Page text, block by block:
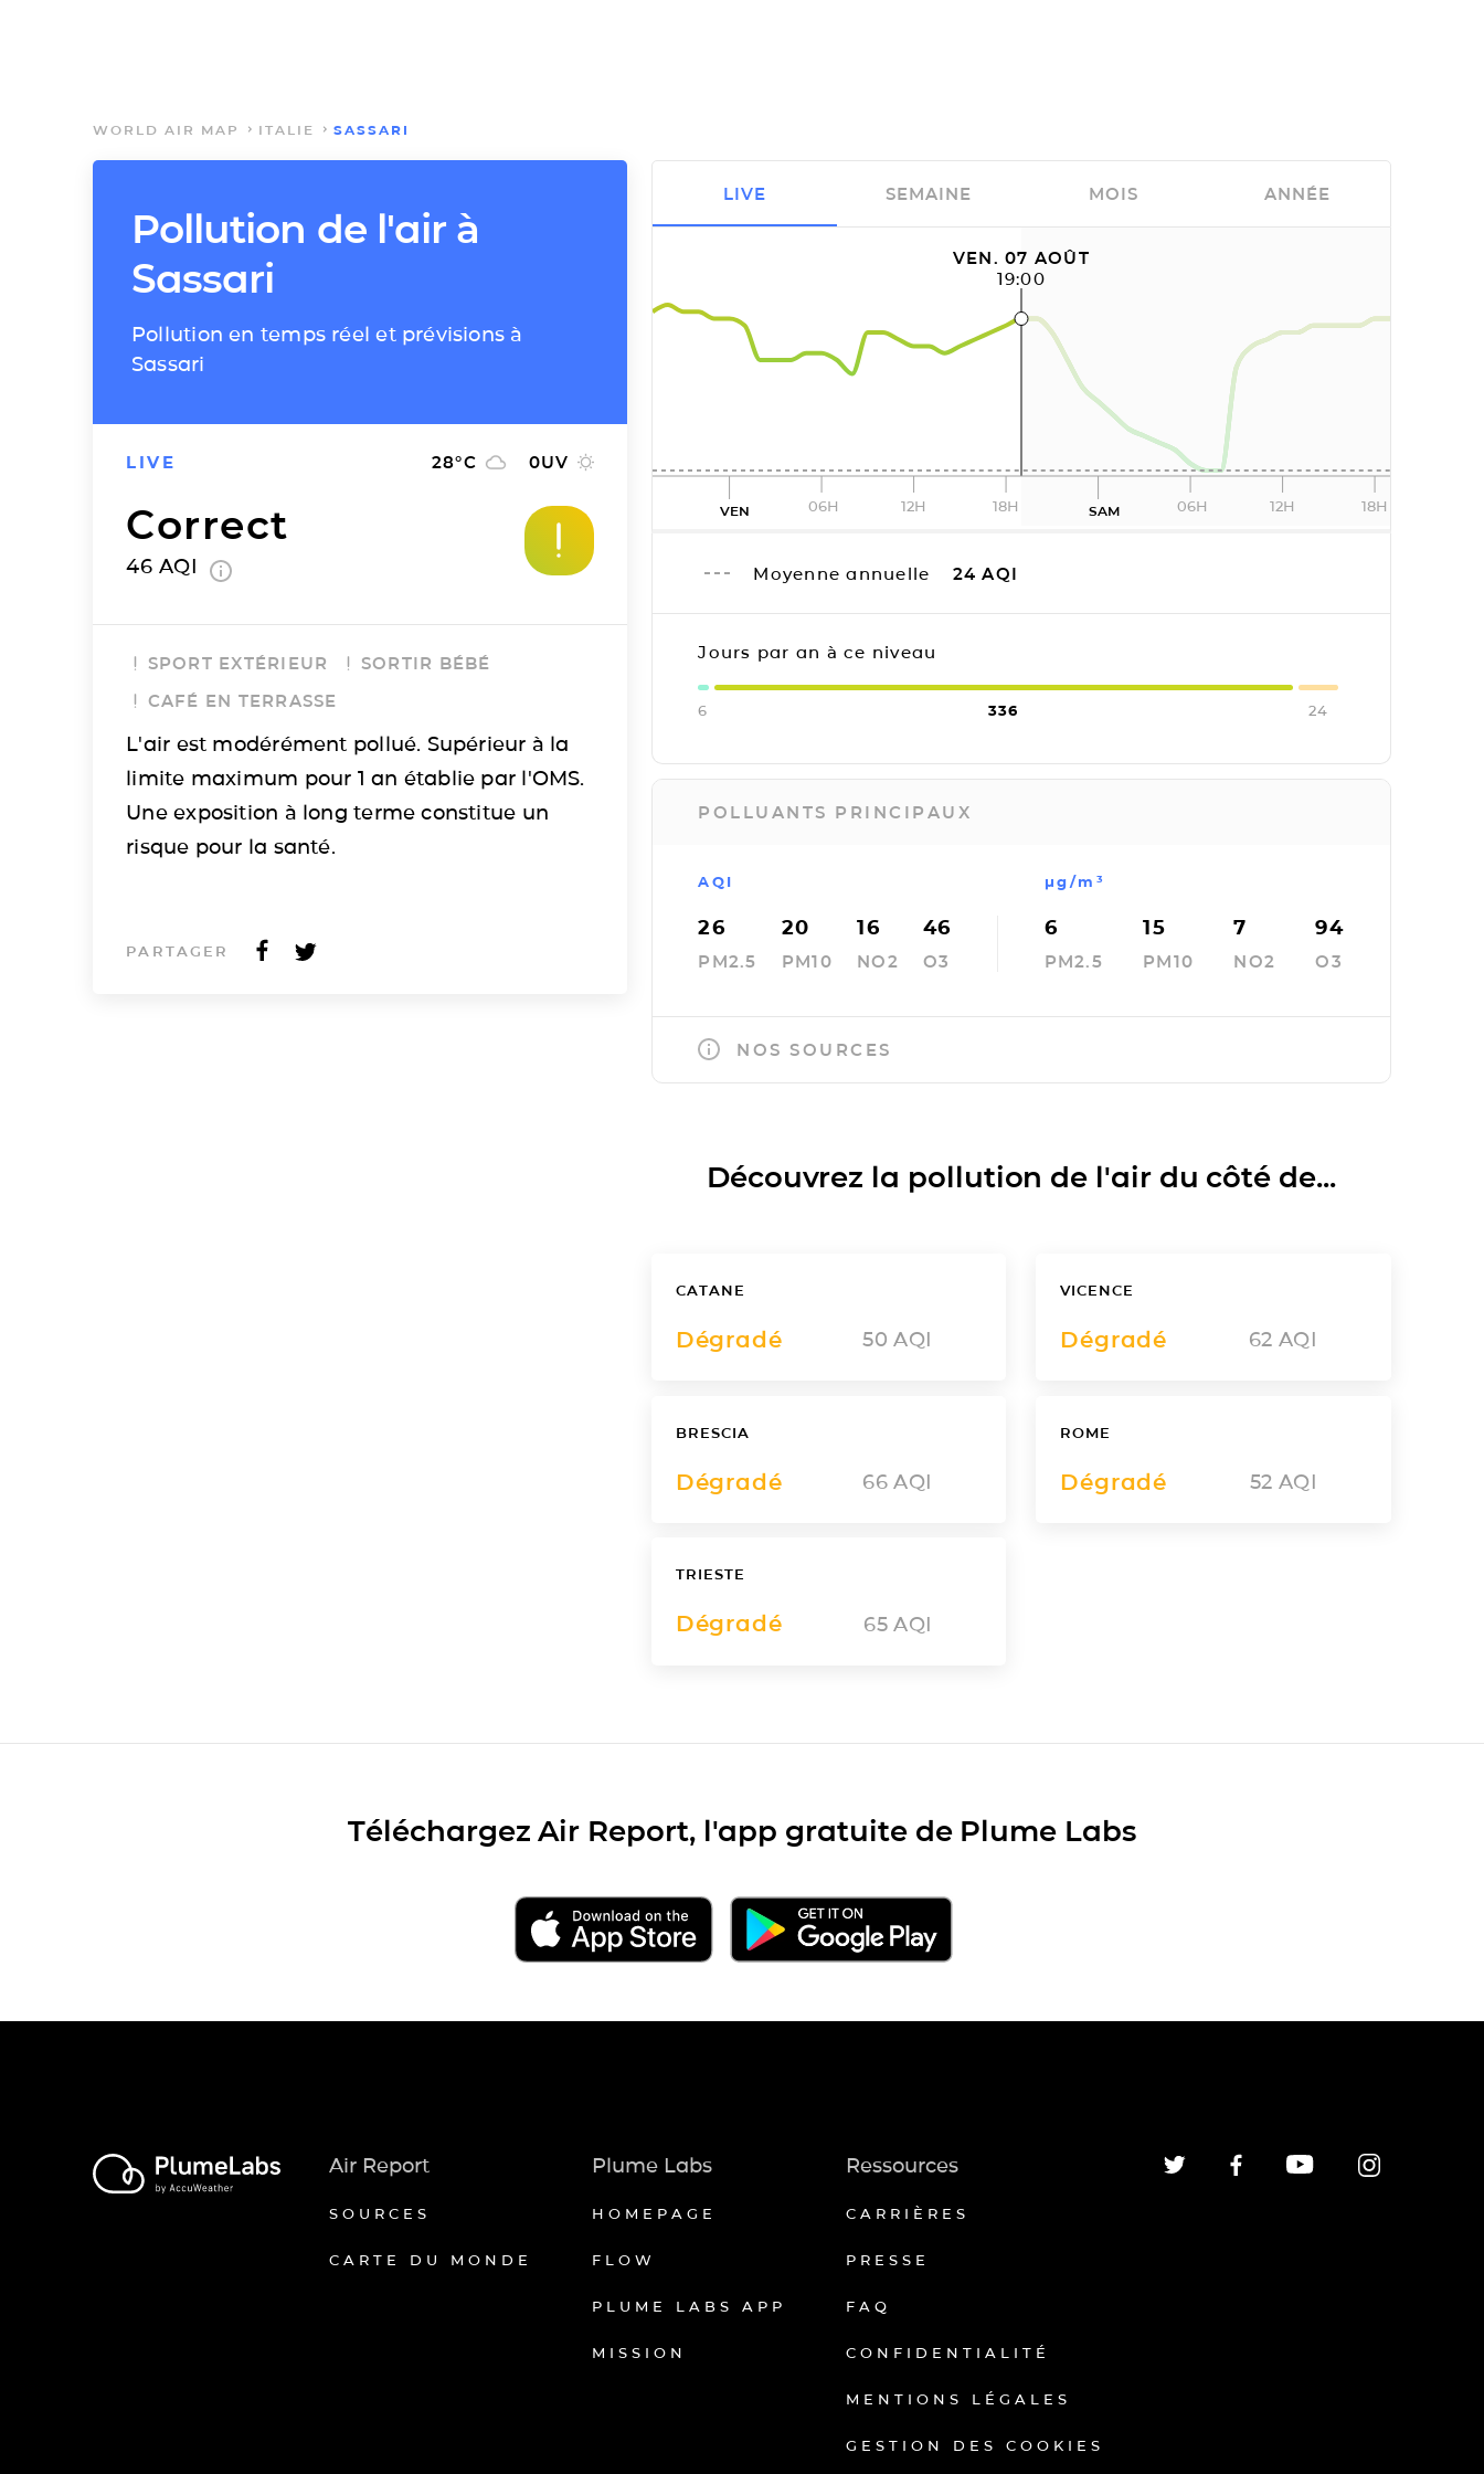
WORLD AIR MAP ITALIE SASSARI
Pollution de l'air à
Sassari
Pollution en temps réel et prévisions à
Sassari
LIVE 28°C 0UV
Correct
46 AQI
SPORT EXTÉRIEUR
SORTIR BÉBÉ
CAFÉ EN TERRASSE
L'air est modérément pollué. Supérieur à la
limite maximum pour 1 an établie par l'OMS.
Une exposition à long terme constitue un
risque pour la santé.
PARTAGER
VEN. 07 AOÛT
19:00
VEN 06H 12H 18H SAM 06H 12H 18H
Moyenne annuelle 24 AQI
Jours par an à ce niveau
6 336 24
POLLUANTS PRINCIPAUX
AQI
26
PM2.5
20
PM10
16
NO2
46
O3
µg/m³
6
PM2.5
15
PM10
7
NO2
94
O3
NOS SOURCES
LIVE SEMAINE MOIS ANNÉE
Découvrez la pollution de l'air du côté de...
CATANE
Dégradé 50 AQI
VICENCE
Dégradé 62 AQI
BRESCIA
Dégradé 66 AQI
ROME
Dégradé 52 AQI
TRIESTE
Dégradé 65 AQI
Téléchargez Air Report, l'app gratuite de Plume Labs
Air Report
SOURCES
CARTE DU MONDE
Plume Labs
HOMEPAGE
FLOW
PLUME LABS APP
MISSION
Ressources
CARRIÈRES
PRESSE
FAQ
CONFIDENTIALITÉ
MENTIONS LÉGALES
GESTION DES COOKIES